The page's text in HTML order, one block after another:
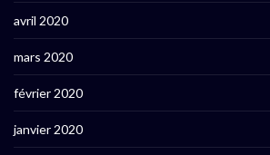
avril 2020
mars 2020
février 2020
janvier 2020